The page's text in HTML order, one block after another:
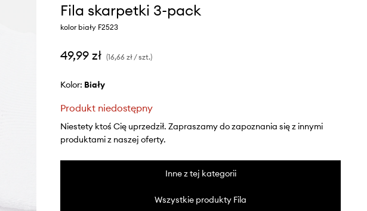
Fila skarpetki 3-pack
kolor biały F2523
49,99 zł (16,66 zł / szt.)
Kolor: biały
Produkt niedostępny
Niestety ktoś Cię uprzedził. Zapraszamy do zapoznania się z innymi
produktami z naszej oferty.
Inne z tej kategorii
Wszystkie produkty Fila